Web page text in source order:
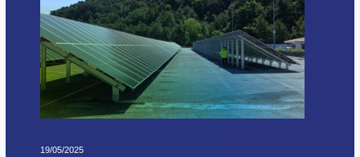
19/05/2025